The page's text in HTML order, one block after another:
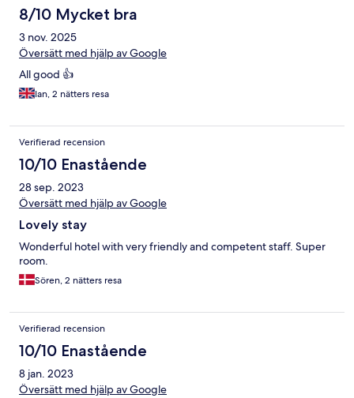
8/10 Mycket bra
3 nov. 2025
Översätt med hjälp av Google
All good 👍
Ian, 2 nätters resa
Verifierad recension
10/10 Enastående
28 sep. 2023
Översätt med hjälp av Google
Lovely stay
Wonderful hotel with very friendly and competent staff. Super
room.
Sören, 2 nätters resa
Verifierad recension
10/10 Enastående
8 jan. 2023
Översätt med hjälp av Google